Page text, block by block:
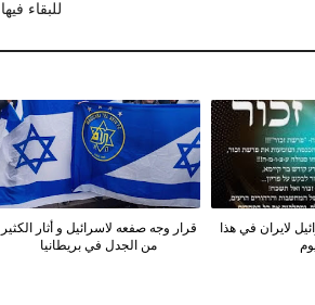
للبقاء فيها
لايران في هذا
قرار وجه صفعه لاسرائيل و أثار الكثير
من الجدل في بريطانيا